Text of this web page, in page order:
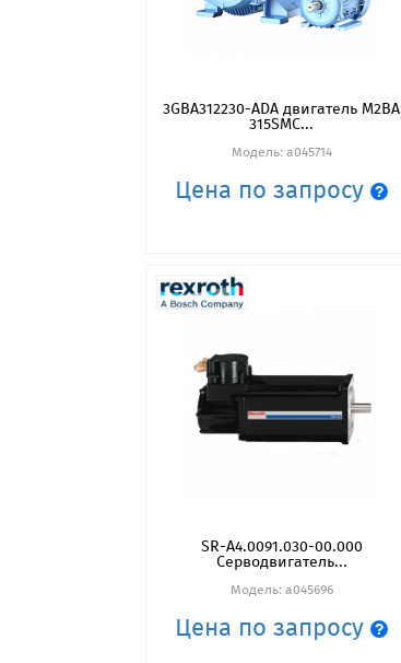
3GBA312230-ADA двигатель М2ВА
315SMC...
Модель: a045714
Цена по запросу
SR-A4.0091.030-00.000
Серводвигатель...
Модель: a045696
Цена по запросу